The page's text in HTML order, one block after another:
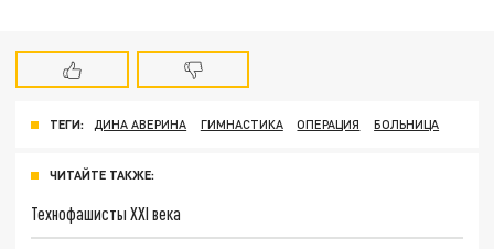
ТЕГИ: ДИНА АВЕРИНА ГИМНАСТИКА ОПЕРАЦИЯ БОЛЬНИЦА
ЧИТАЙТЕ ТАКЖЕ:
Технофашисты XXI века